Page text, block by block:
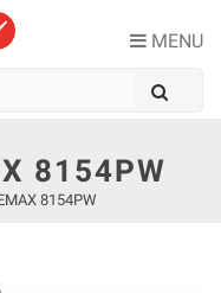
MENU
8154PW
8154PW